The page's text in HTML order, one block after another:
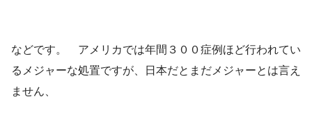
などです。 アメリカでは年間３００症例ほど行われてい
るメジャーな処置ですが、日本だとまだメジャーとは言え
ません、